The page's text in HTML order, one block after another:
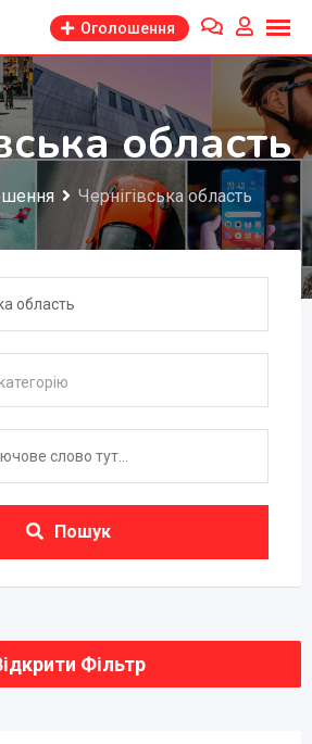
Оголошення
область
Чернігівська область
Пошук
Фільтр